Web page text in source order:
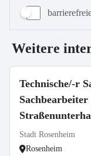
Weitere
Technische/-r
Stadt Rosenheim
Rosenheim